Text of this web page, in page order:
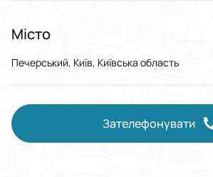
Місто
Печерський, Київ, Київська область
Зателефонувати